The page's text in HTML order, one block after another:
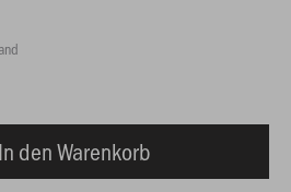
In den Warenkorb